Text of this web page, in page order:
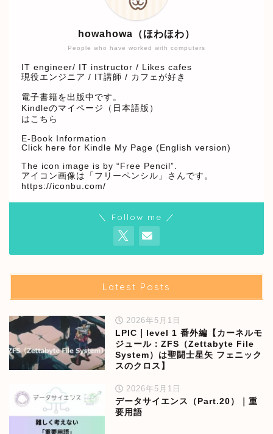
People who have worked with computers
howahowa（ほわほわ）
IT engineer/ IT instructor / Likes cafes
現役エンジニア / IT講師 / カフェが好き
電子書籍を出版中です。
Kindleのマイページ（日本語版）
はこちら
E-Book Information
Click here for Kindle My Page (English version)
The icon image is by “Free Pencil”.
アイコン画像は「フリーペンシル」さんです。
https://iconbu.com/
＼ Follow me ／
Latest Posts
2026年5月1日
LPIC｜level 1 番外編【カーネルモ
ジュール：ZFS（Zettabyte File
System）は聖闘士星矢 フェニック
スのクロス】
2026年5月1日
データサイエンス（Part.20）｜重
要用語